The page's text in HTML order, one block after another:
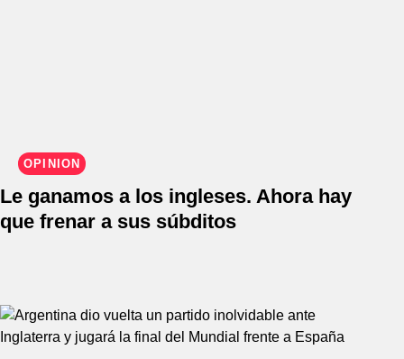
OPINIÓN
Le ganamos a los ingleses. Ahora hay
que frenar a sus súbditos